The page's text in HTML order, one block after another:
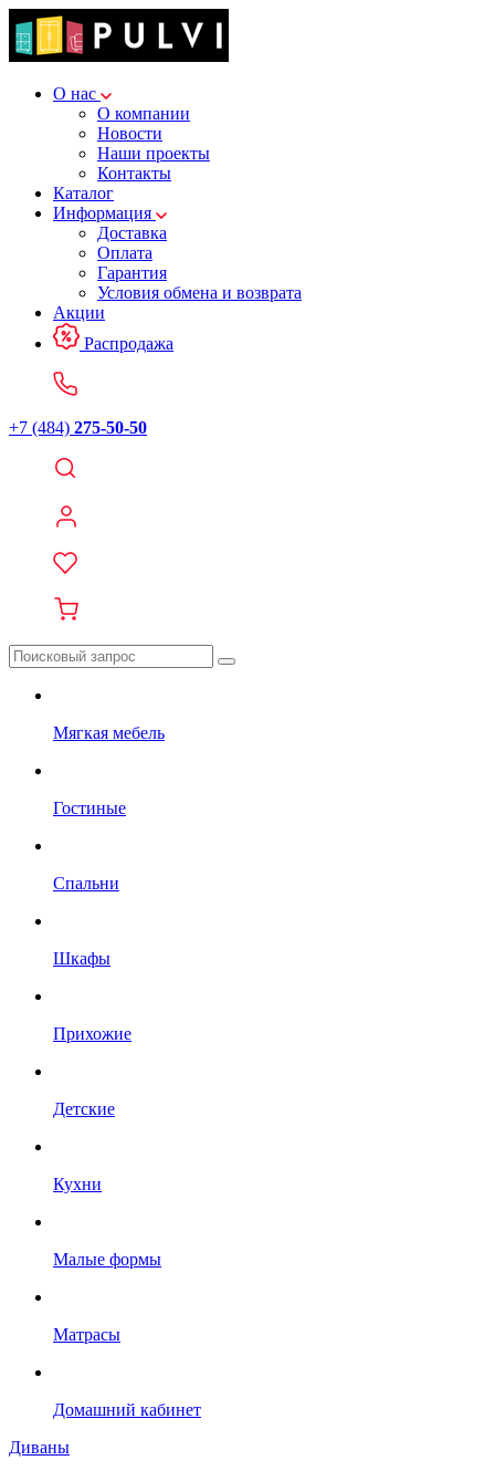
О нас
О компании
Новости
Наши проекты
Контакты
Каталог
Информация
Доставка
Оплата
Гарантия
Условия обмена и возврата
Акции
Распродажа
+7 (484) 275-50-50
Мягкая мебель
Гостиные
Спальни
Шкафы
Прихожие
Детские
Кухни
Малые формы
Матрасы
Домашний кабинет
Диваны